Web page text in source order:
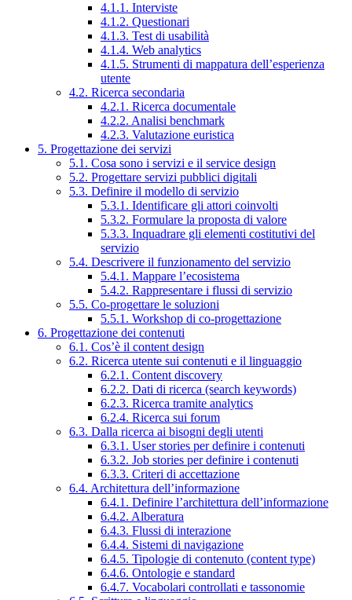
4.1.1. Interviste
4.1.2. Questionari
4.1.3. Test di usabilità
4.1.4. Web analytics
4.1.5. Strumenti di mappatura dell’esperienza
utente
4.2. Ricerca secondaria
4.2.1. Ricerca documentale
4.2.2. Analisi benchmark
4.2.3. Valutazione euristica
5. Progettazione dei servizi
5.1. Cosa sono i servizi e il service design
5.2. Progettare servizi pubblici digitali
5.3. Definire il modello di servizio
5.3.1. Identificare gli attori coinvolti
5.3.2. Formulare la proposta di valore
5.3.3. Inquadrare gli elementi costitutivi del
servizio
5.4. Descrivere il funzionamento del servizio
5.4.1. Mappare l’ecosistema
5.4.2. Rappresentare i flussi di servizio
5.5. Co-progettare le soluzioni
5.5.1. Workshop di co-progettazione
6. Progettazione dei contenuti
6.1. Cos’è il content design
6.2. Ricerca utente sui contenuti e il linguaggio
6.2.1. Content discovery
6.2.2. Dati di ricerca (search keywords)
6.2.3. Ricerca tramite analytics
6.2.4. Ricerca sui forum
6.3. Dalla ricerca ai bisogni degli utenti
6.3.1. User stories per definire i contenuti
6.3.2. Job stories per definire i contenuti
6.3.3. Criteri di accettazione
6.4. Architettura dell’informazione
6.4.1. Definire l’architettura dell’informazione
6.4.2. Alberatura
6.4.3. Flussi di interazione
6.4.4. Sistemi di navigazione
6.4.5. Tipologie di contenuto (content type)
6.4.6. Ontologie e standard
6.4.7. Vocabolari controllati e tassonomie